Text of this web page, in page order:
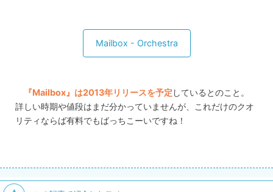
Mailbox - Orchestra
『Mailbox』は2013年リリースを予定 しているとのこと。
詳しい時期や値段はまだ分かっていませんが、これだけのクオ
リティならば有料でもばっちこーいですね！